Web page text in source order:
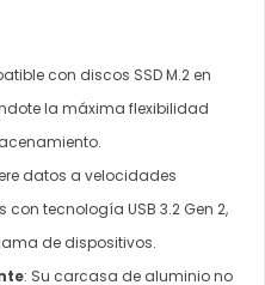
con discos SSD M.2 en
la máxima flexibilidad
datos a velocidades
tecnología USB 3.2 Gen 2,
de dispositivos.
: Su carcasa de aluminio no